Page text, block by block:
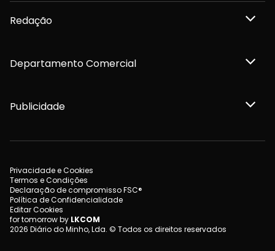
Redação
Departamento Comercial
Publicidade
Privacidade e Cookies
Termos e Condições
Declaração de compromisso FSC®
Política de Confidencialidade
Editar Cookies
for tomorrow by LKCOM
2026 Diário do Minho, Lda. © Todos os direitos reservados